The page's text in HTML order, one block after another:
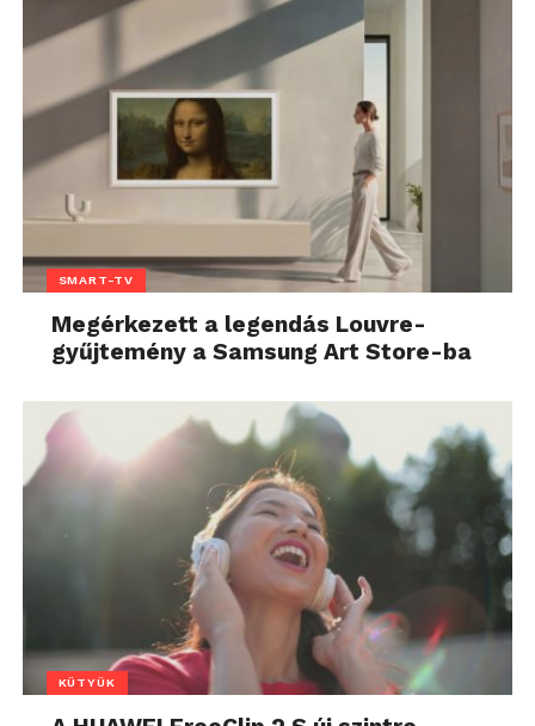
SMART-TV
Megérkezett a legendás Louvre-
gyűjtemény a Samsung Art Store-ba
KÜTYÜK